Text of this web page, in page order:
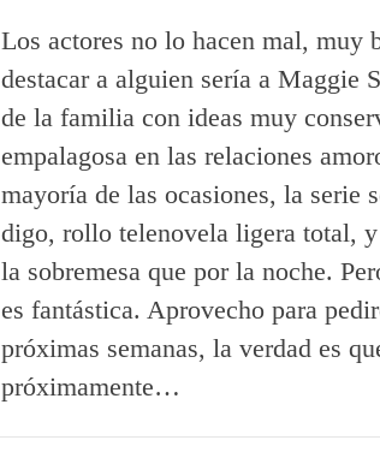
Los actores no lo hacen mal, muy
destacar a alguien sería a Maggie
de la familia con ideas muy
empalagosa en las relaciones
mayoría de las ocasiones, la serie
digo, rollo telenovela ligera total,
la sobremesa que por la noche.
es fantástica. Aprovecho para
próximas semanas, la verdad es
próximamente…